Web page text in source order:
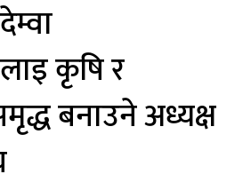
कृषि र
बनाउने अध्यक्ष